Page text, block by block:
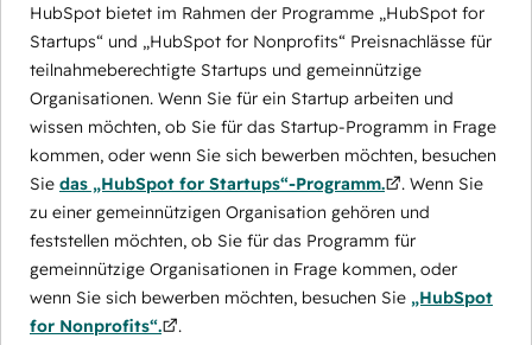
HubSpot bietet im Rahmen der Programme „HubSpot for
Startups“ und „HubSpot for Nonprofits“ Preisnachlässe für
teilnahmeberechtigte Startups und gemeinnützige
Organisationen. Wenn Sie für ein Startup arbeiten und
wissen möchten, ob Sie für das Startup-Programm in Frage
kommen, oder wenn Sie sich bewerben möchten, besuchen
Sie das „HubSpot for Startups“-Programm.
. Wenn Sie
zu einer gemeinnützigen Organisation gehören und
feststellen möchten, ob Sie für das Programm für
gemeinnützige Organisationen in Frage kommen, oder
wenn Sie sich bewerben möchten, besuchen Sie „HubSpot
for Nonprofits“.
.